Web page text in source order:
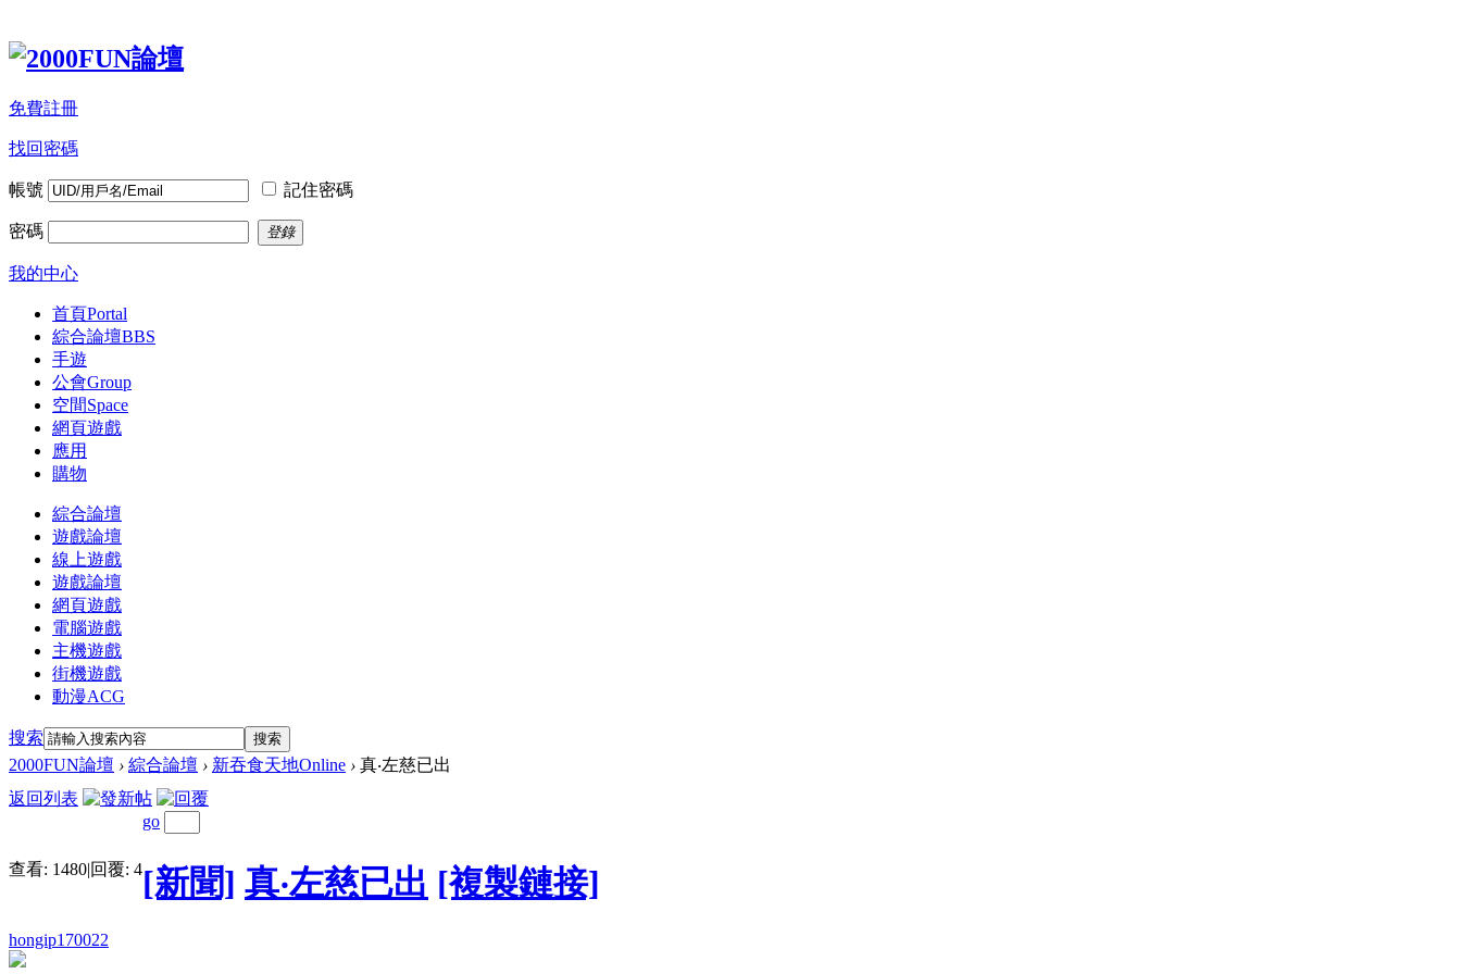
免費註冊
找回密碼
帳號 記住密碼
密碼 登錄
我的中心
首頁Portal
綜合論壇BBS
手遊
公會Group
空間Space
網頁遊戲
應用
購物
綜合論壇
遊戲論壇
線上遊戲
遊戲論壇
網頁遊戲
電腦遊戲
主機遊戲
街機遊戲
動漫ACG
搜索 搜索
2000FUN論壇 › 綜合論壇 › 新吞食天地Online › 真‧左慈已出
返回列表
查看: 1480|回覆: 4
go
[新聞] 真‧左慈已出 [複製鏈接]
hongip170022